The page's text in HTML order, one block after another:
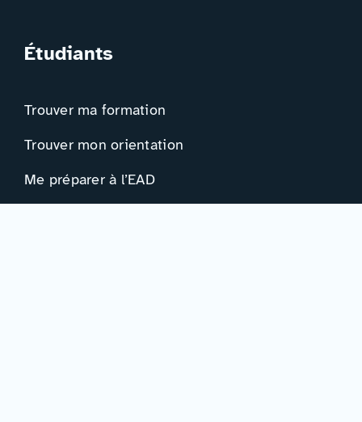
Étudiants
Trouver ma formation
Trouver mon orientation
Me préparer à l’EAD